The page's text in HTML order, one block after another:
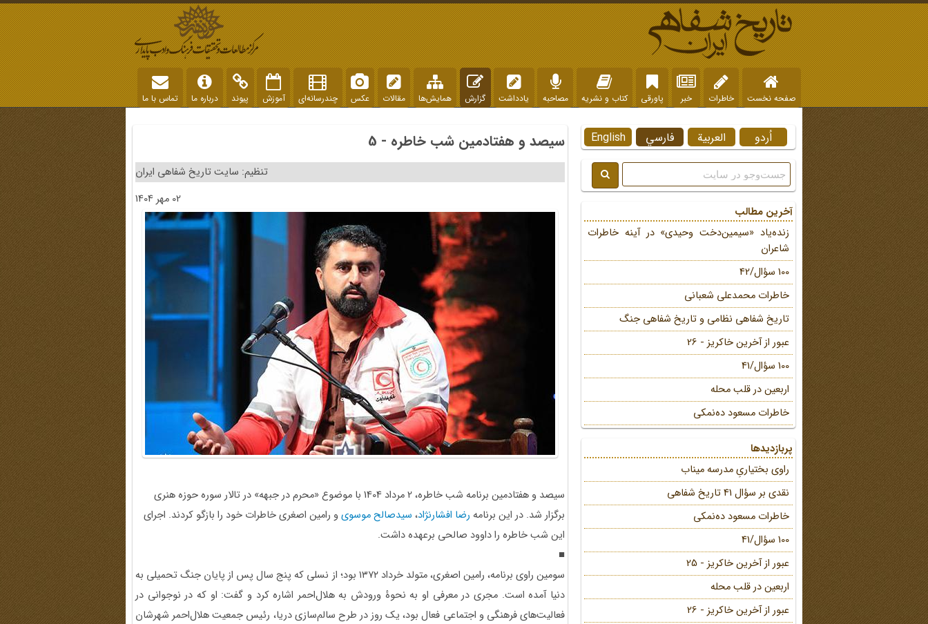
صفحه نخست خاطرات خبر پاورقی کتاب و نشریه مصاحبه یادداشت گزارش همایش‌ها مقالات عکس چندرسانه‌ای آموزش پیوند درباره ما تماس با ما
سیصد و هفتادمین شب خاطره - 5
تنظیم: سایت تاریخ شفاهی ایران
02 مهر 1404
سیصد و هفتادمین برنامه شب خاطره، 2 مرداد 1404 با موضوع «محرم در جبهه» در تالار سوره حوزه هنری
برگزار شد. در این برنامه رضا افشارنژاد، سیدصالح موسوی و رامین اصغری خاطرات خود را بازگو کردند. اجرای
این شب خاطره را داوود صالحی برعهده داشت.
■
سومین راوی برنامه، رامین اصغری، متولد خرداد ۱۳۷۲ بود؛ از نسلی که پنج سال پس از پایان جنگ تحمیلی به
دنیا آمده است. مجری در معرفی او به نحوۀ ورودش به هلال‌احمر اشاره کرد و گفت: او که در نوجوانی در
فعالیت‌های فرهنگی و اجتماعی فعال بود، یک روز در طرح سالم‌سازی دریا، رئیس جمعیت هلال‌احمر شهرشان
English فارسي العربية اُردو
آخرین مطالب
زنده‌یاد «سیمین‌دخت وحیدی» در آینه خاطرات
شاعران
100 سؤال/42
خاطرات محمد‌علی شعبانی
تاریخ شفاهی نظامی و تاریخ شفاهی جنگ
عبور از آخرین خاکریز - 26
100 سؤال/41
اربعین در قلب محله
خاطرات مسعود ده‌نمکی
پربازدیدها
راوی بختیاریِ مدرسه میناب
نقدی بر سؤال 41 تاریخ شفاهی
خاطرات مسعود ده‌نمکی
100 سؤال/41
عبور از آخرین خاکریز - 25
اربعین در قلب محله
عبور از آخرین خاکریز - 26